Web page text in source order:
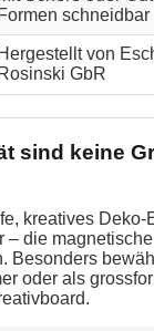
Formen schneidbar
Hergestellt von
Rosinski GbR
sind keine
kreatives Deko-
– die
Besonders
oder als